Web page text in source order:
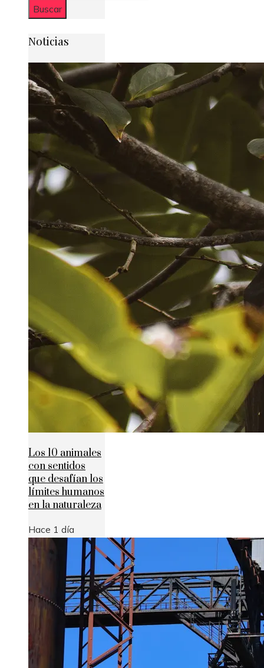
Noticias
Los 10 animales
con sentidos
que desafían los
límites humanos
en la naturaleza
Hace 1 día